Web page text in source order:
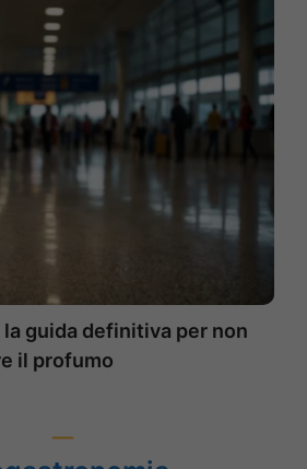
guida definitiva per non
il profumo